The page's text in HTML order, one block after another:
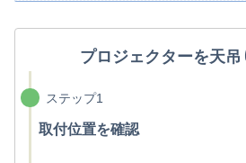
プロジェクターを天
ステップ1
取付位置を確認